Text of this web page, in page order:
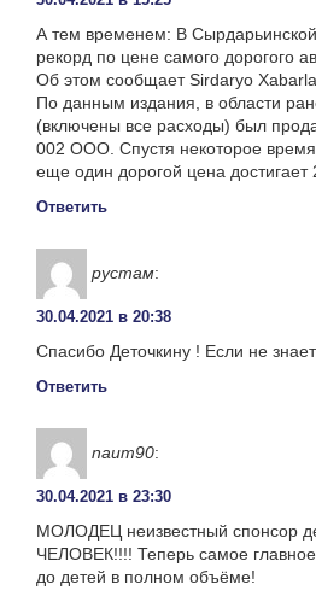
А тем временем: В
рекорд по цене самого дорогого
Об этом сообщает Sirdaryo
По данным издания, в области
(включены все расходы) был
002 OOO. Спустя некоторое
еще один дорогой цена достигает
Ответить
рустам:
30.04.2021 в 20:38
Спасибо Деточкину ! Если не
Ответить
naum90:
30.04.2021 в 23:30
МОЛОДЕЦ неизвестный спонсор
ЧЕЛОВЕК!!!! Теперь самое
до детей в полном объёме!